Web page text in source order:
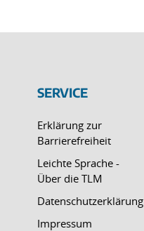
SERVICE
Erklärung zur
Barrierefreiheit
Leichte Sprache -
Über die TLM
Datenschutzerklärung
Impressum